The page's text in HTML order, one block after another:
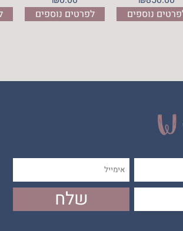
לפרטים
לפרטים נוספים